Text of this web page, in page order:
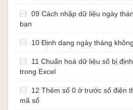
09 Cách nhập dữ liệu ngày
bạn
10 Định dạng ngày tháng
11 Chuẩn hoá dữ liệu số bị
trong Excel
12 Thêm số 0 ở trước số điện
mã số